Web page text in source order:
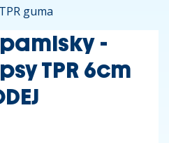
TPR guma
-
TPR 6cm